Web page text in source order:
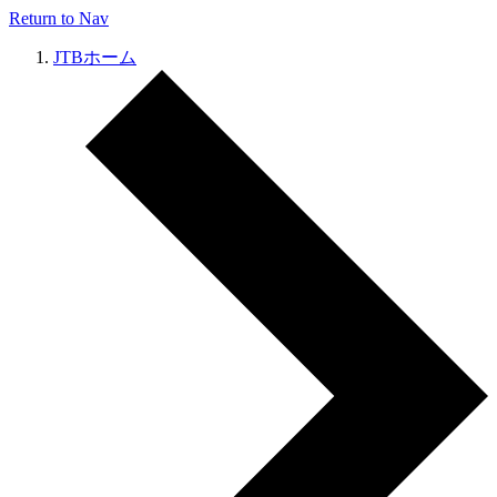
Return to Nav
JTBホーム